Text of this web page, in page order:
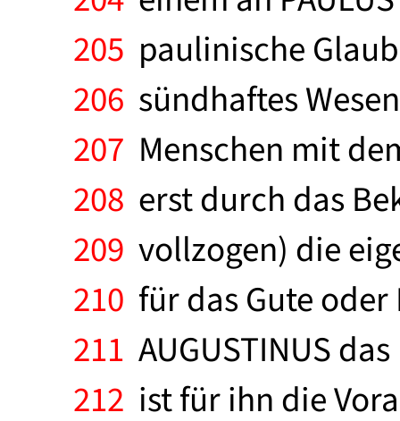
205 paulinische
206 sündhaftes
207 Menschen mit
208 erst durch das
209 vollzogen) die
210 für das Gute
211 AUGUSTINUS
212 ist für ihn die